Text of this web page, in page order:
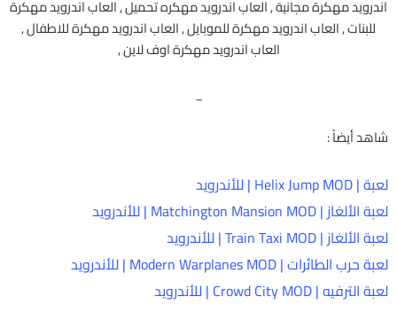
اندرويد مهكرة مجانية , العاب اندرويد مهكره تحميل , العاب اندرويد مهكرة
للبنات , العاب اندرويد مهكرة للموبايل , العاب اندرويد مهكرة للاطفال ,
العاب اندرويد مهكرة اوف لاين ,
_
شاهد أيضاً :
لعبة | Helix Jump MOD | للأندرويد
لعبة الألغاز | Matchington Mansion MOD | للأندرويد
لعبة الألغاز | Train Taxi MOD | للأندرويد
لعبة حرب الطائرات | Modern Warplanes MOD | للأندرويد
لعبة الترفيه | Crowd City MOD | للأندرويد